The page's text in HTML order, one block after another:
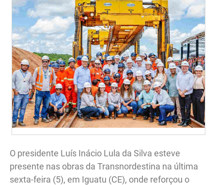
O presidente Luís Inácio Lula da Silva esteve
presente nas obras da Transnordestina na última
sexta-feira (5), em Iguatu (CE), onde reforçou o